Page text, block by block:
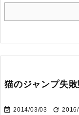
猫のジャンプ失
 2014/03/03 